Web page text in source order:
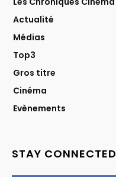
Actualité
Médias
Top3
Gros titre
Cinéma
Evènements
STAY CONNECTED